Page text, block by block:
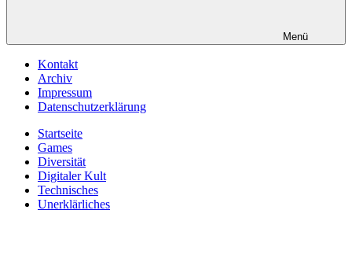
Menü
Kontakt
Archiv
Impressum
Datenschutzerklärung
Startseite
Games
Diversität
Digitaler Kult
Technisches
Unerklärliches